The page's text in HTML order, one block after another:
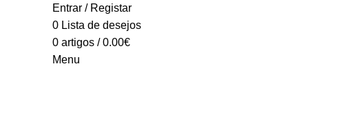
Entrar / Registar
0 Lista de desejos
0 artigos / 0.00€
Menu